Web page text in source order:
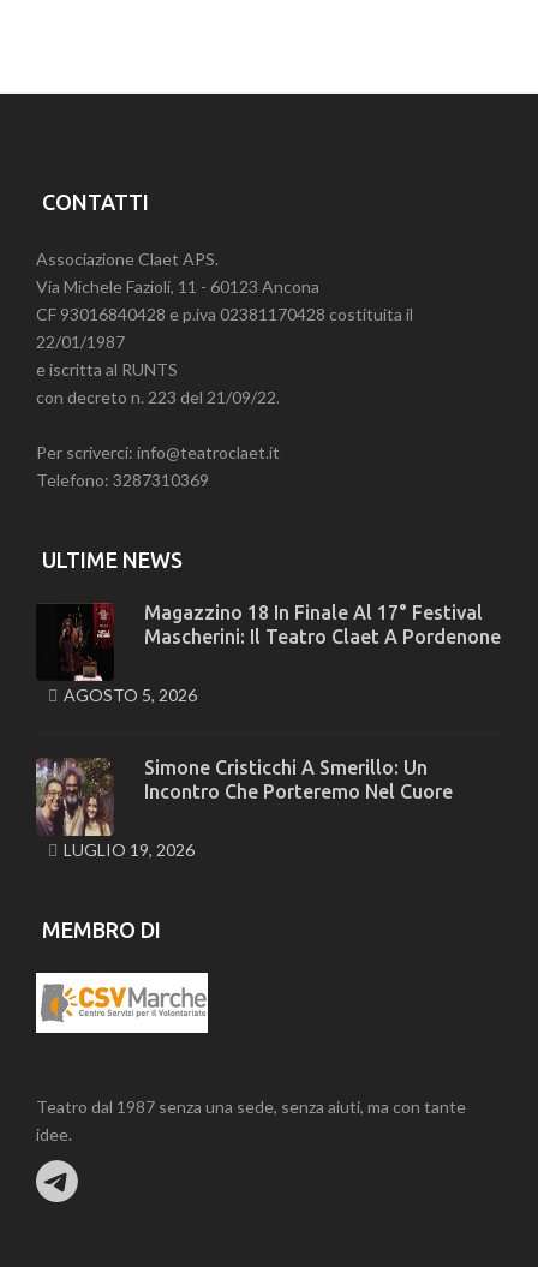
CONTATTI
Associazione Claet APS.
Via Michele Fazioli, 11 - 60123 Ancona
CF 93016840428 e p.iva 02381170428 costituita il
22/01/1987
e iscritta al RUNTS
con decreto n. 223 del 21/09/22.
Per scriverci: info@teatroclaet.it
Telefono: 3287310369
ULTIME NEWS
Magazzino 18 In Finale Al 17° Festival
Mascherini: Il Teatro Claet A Pordenone
AGOSTO 5, 2026
Simone Cristicchi A Smerillo: Un
Incontro Che Porteremo Nel Cuore
LUGLIO 19, 2026
MEMBRO DI
Teatro dal 1987 senza una sede, senza aiuti, ma con tante
idee.